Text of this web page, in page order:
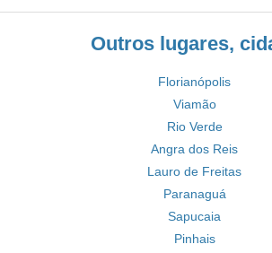
Outros lugares,
Florianópolis
Viamão
Rio Verde
Angra dos Reis
Lauro de Freitas
Paranaguá
Sapucaia
Pinhais